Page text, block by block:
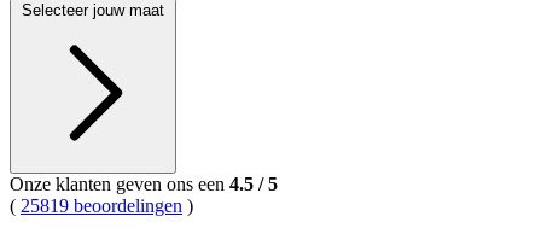
Selecteer jouw maat
Onze klanten geven ons een 4.5 /5
( 25819 beoordelingen )